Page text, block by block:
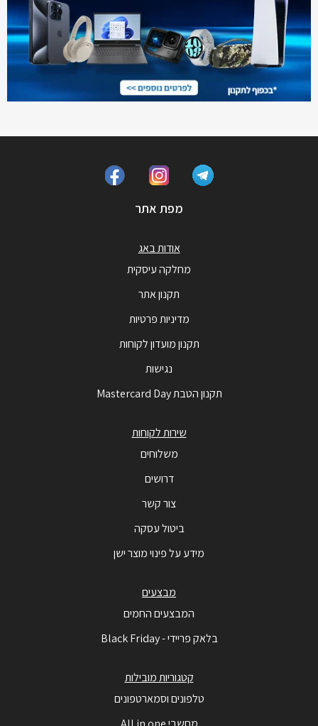
מפת אתר
אודות באג
מחלקה עיסקית
תקנון אתר
מדיניות פרטיות
תקנון מועדון לקוחות
נגישות
תקנון הטבת Mastercard Day
שירות לקוחות
משלוחים
דרושים
צור קשר
ביטול עסקה
מידע על פינוי מוצר ישן
מבצעים
המבצעים החמים
בלאק פריידי - Black Friday
קטגוריות מובילות
טלפונים וסמארטפונים